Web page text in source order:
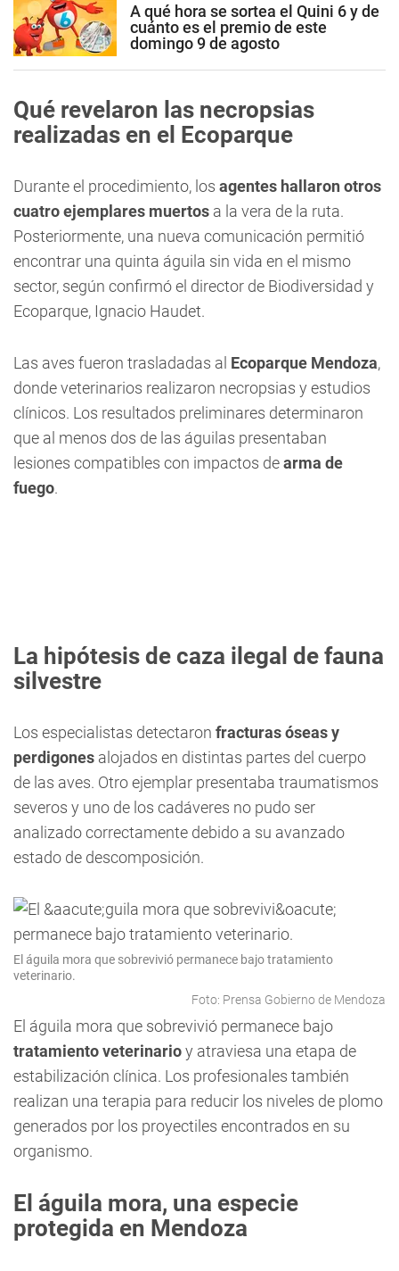
A qué hora se sortea el Quini 6 y de
cuánto es el premio de este
domingo 9 de agosto
Qué revelaron las necropsias
realizadas en el Ecoparque
Durante el procedimiento, los agentes hallaron otros
cuatro ejemplares muertos a la vera de la ruta.
Posteriormente, una nueva comunicación permitió
encontrar una quinta águila sin vida en el mismo
sector, según confirmó el director de Biodiversidad y
Ecoparque, Ignacio Haudet.
Las aves fueron trasladadas al Ecoparque Mendoza,
donde veterinarios realizaron necropsias y estudios
clínicos. Los resultados preliminares determinaron
que al menos dos de las águilas presentaban
lesiones compatibles con impactos dearma de
fuego.
La hipótesis de caza ilegal de fauna
silvestre
Los especialistas detectaron fracturas óseas y
perdigones alojados en distintas partes del cuerpo
de las aves. Otro ejemplar presentaba traumatismos
severos y uno de los cadáveres no pudo ser
analizado correctamente debido a su avanzado
estado de descomposición.
El águila mora que sobrevivió permanece bajo tratamiento
veterinario.
Foto: Prensa Gobierno de Mendoza
El águila mora que sobrevivió permanece bajo
tratamiento veterinarioy atraviesa una etapa de
estabilización clínica. Los profesionales también
realizan una terapia para reducir los niveles de plomo
generados por los proyectiles encontrados en su
organismo.
El águila mora, una especie
protegida en Mendoza